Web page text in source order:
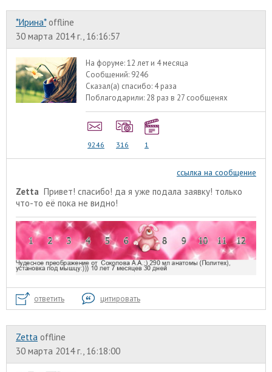
*Ирина* offline
30 марта 2014 г., 16:16:57
На форуме:12 лет и 4 месяца
Сообщений: 9246
Сказал(а) спасибо: 4 раза
Поблагодарили: 28 раз в 27 сообщенях
9246 316 1
ссылка на сообщение
Zetta Привет! спасибо! да я уже подала заявку! только
что-то её пока не видно!
ответить цитировать
Zetta offline
30 марта 2014 г., 16:18:00